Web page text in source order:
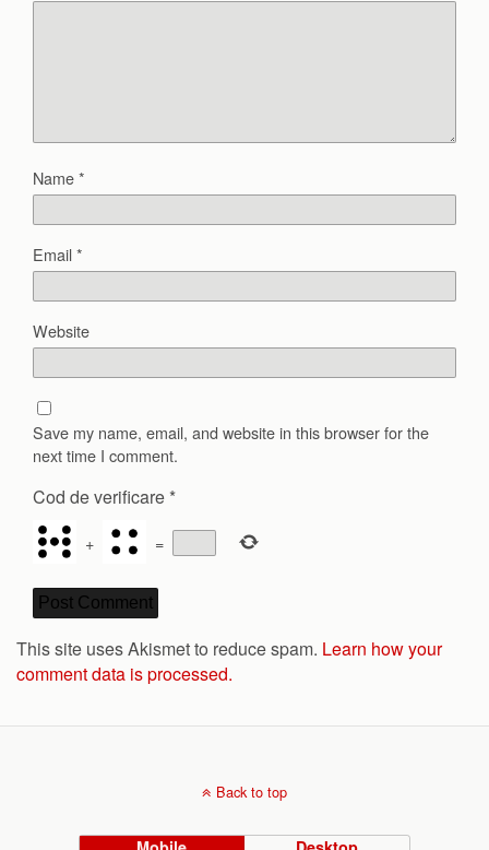
Name*
Email*
Website
Save my name, email, and website in this browser for the
next time I comment.
Cod de verificare *
+ =
This site uses Akismet to reduce spam. Learn how your
comment data is processed.
Back to top